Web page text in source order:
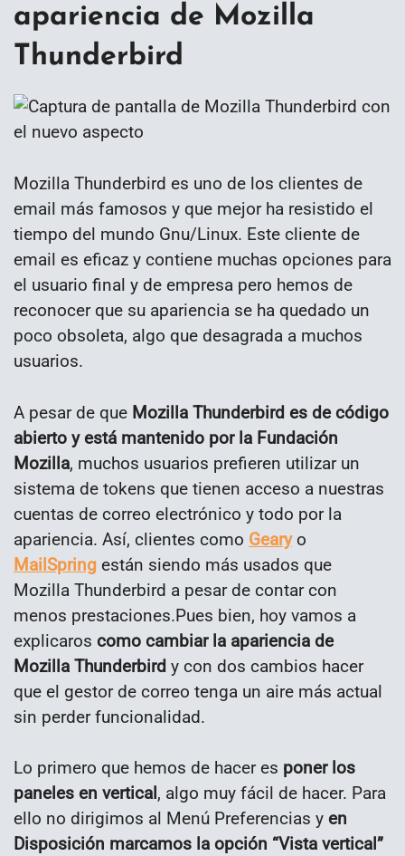
apariencia de Mozilla
Thunderbird
Mozilla Thunderbird es uno de los clientes de
email más famosos y que mejor ha resistido el
tiempo del mundo Gnu/Linux. Este cliente de
email es eficaz y contiene muchas opciones para
el usuario final y de empresa pero hemos de
reconocer que su apariencia se ha quedado un
poco obsoleta, algo que desagrada a muchos
usuarios.
A pesar de que Mozilla Thunderbird es de código
abierto y está mantenido por la Fundación
Mozilla, muchos usuarios prefieren utilizar un
sistema de tokens que tienen acceso a nuestras
cuentas de correo electrónico y todo por la
apariencia. Así, clientes como Gearyo
MailSpring están siendo más usados que
Mozilla Thunderbird a pesar de contar con
menos prestaciones.Pues bien, hoy vamos a
explicaros como cambiar la apariencia de
Mozilla Thunderbird y con dos cambios hacer
que el gestor de correo tenga un aire más actual
sin perder funcionalidad.
Lo primero que hemos de hacer es poner los
paneles en vertical, algo muy fácil de hacer. Para
ello no dirigimos al Menú Preferencias y en
Disposición marcamos la opción “Vista vertical”